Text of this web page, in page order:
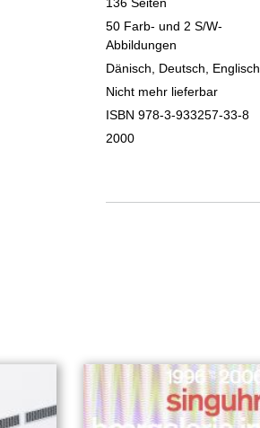
136 Seiten
50 Farb- und 2 S/W-
Abbildungen
Dänisch, Deutsch, Englisch
Nicht mehr lieferbar
ISBN 978-3-933257-33-8
2000